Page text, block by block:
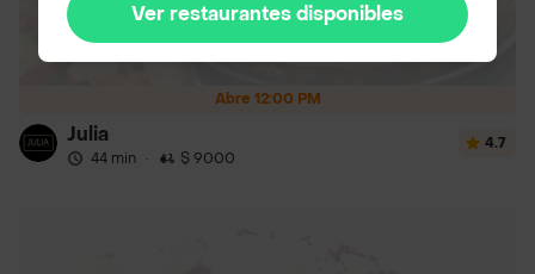
Abre 12:00 PM
Julia
44 min · $ 9000
4.7
Ver restaurantes disponibles